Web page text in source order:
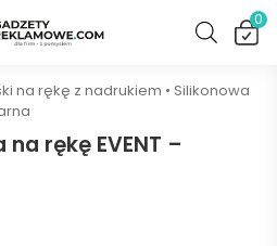
0
na rękę z nadrukiem • Silikonowa
rękę EVENT –